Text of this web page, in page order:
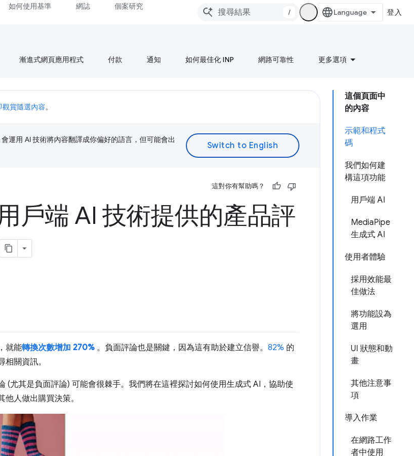
如何使用基準 網誌 個案研究
/ 登入
漸進式網頁應用程式 付款 通知 如何最佳化 INP 網路可靠性 更多選項
這個頁面中
的內容
示範和程式
碼
我們如何建
構這項功能
用戶端 AI
MediaPipe
生成式 AI
使用者體驗
採用效能最
佳做法
將功能設為
選用
UI 狀態和動
畫
其他注意事
項
導入作業
在網路工作
者中使用
觀賞隨選內容。
運用 AI 技術將內容翻譯成你偏好的語言，但可能會出
這對你有幫助嗎？
戶端 AI 技術提供的產品評
就能轉換次數增加 270% 。負面評論也是關鍵，因為這有助於建立信譽。 82% 的
關資訊。
(尤其是負面評論) 可能會很棘手。我們將在這裡探討如何使用生成式 AI，協助使
人做出購買決策。